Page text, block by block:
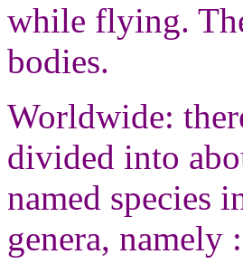
while flying.
bodies.
Worldwide:
divided into
named species
genera, namely :